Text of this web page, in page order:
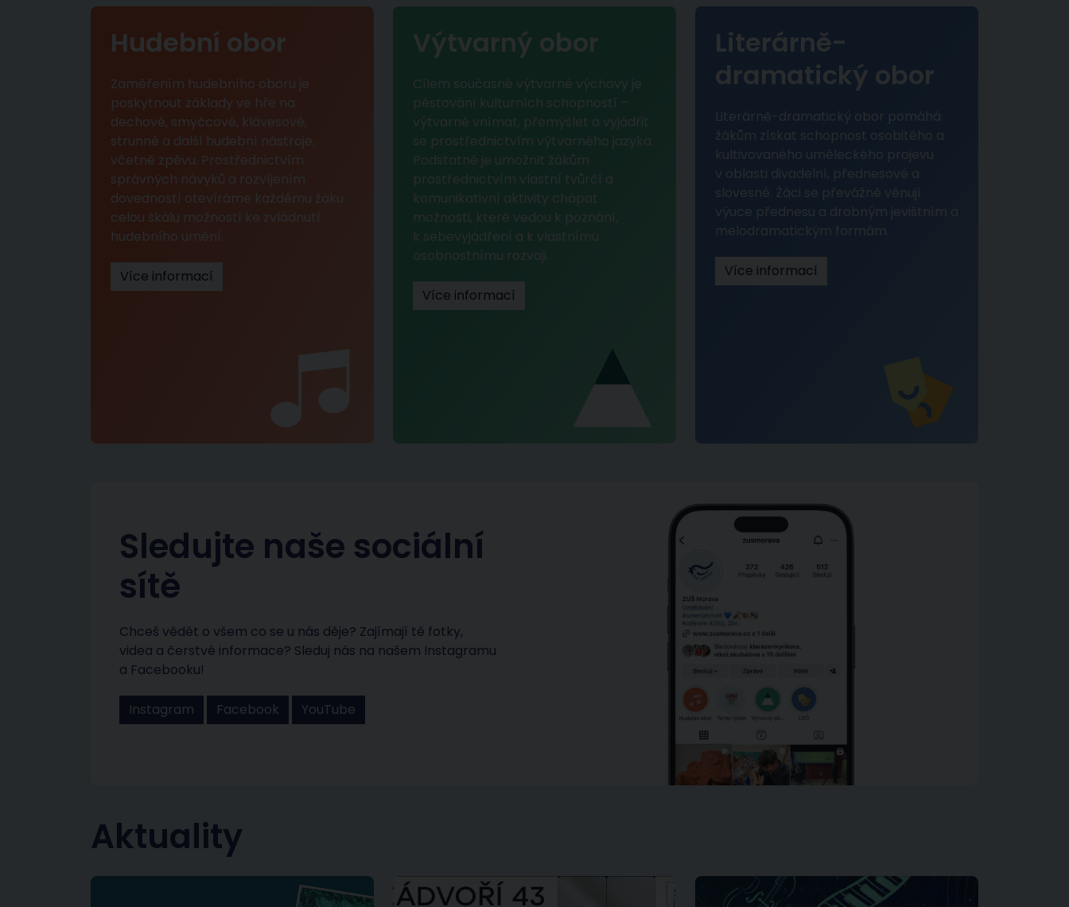
Hudební obor
Zaměřením hudebního oboru je
poskytnout základy ve hře na
dechové, smyčcové, klávesové,
strunné a další hudební nástroje,
včetně zpěvu. Prostřednictvím
správných návyků a rozvíjením
dovedností otevíráme každému žáku
celou škálu možností ke zvládnutí
hudebního umění.
Více informací
Výtvarný obor
Cílem současné výtvarné výchovy je
pěstování kulturních schopností –
výtvarně vnímat, přemýšlet a vyjádřit
se prostřednictvím výtvarného jazyka.
Podstatné je umožnit žákům
prostřednictvím vlastní tvůrčí a
komunikativní aktivity chápat
možnosti, které vedou k poznání,
k sebevyjádření a k vlastnímu
osobnostnímu rozvoji.
Více informací
Literárně-
dramatický obor
Literárně-dramatický obor pomáhá
žákům získat schopnost osobitého a
kultivovaného uměleckého projevu
v oblasti divadelní, přednesové a
slovesné. Žáci se převážně věnují
výuce přednesu a drobným jevištním a
melodramatickým formám.
Více informací
Sledujte naše sociální
sítě
Chceš vědět o všem co se u nás děje? Zajímají tě fotky,
videa a čerstvé informace? Sleduj nás na našem Instagramu
a Facebooku!
Instagram Facebook YouTube
Aktuality